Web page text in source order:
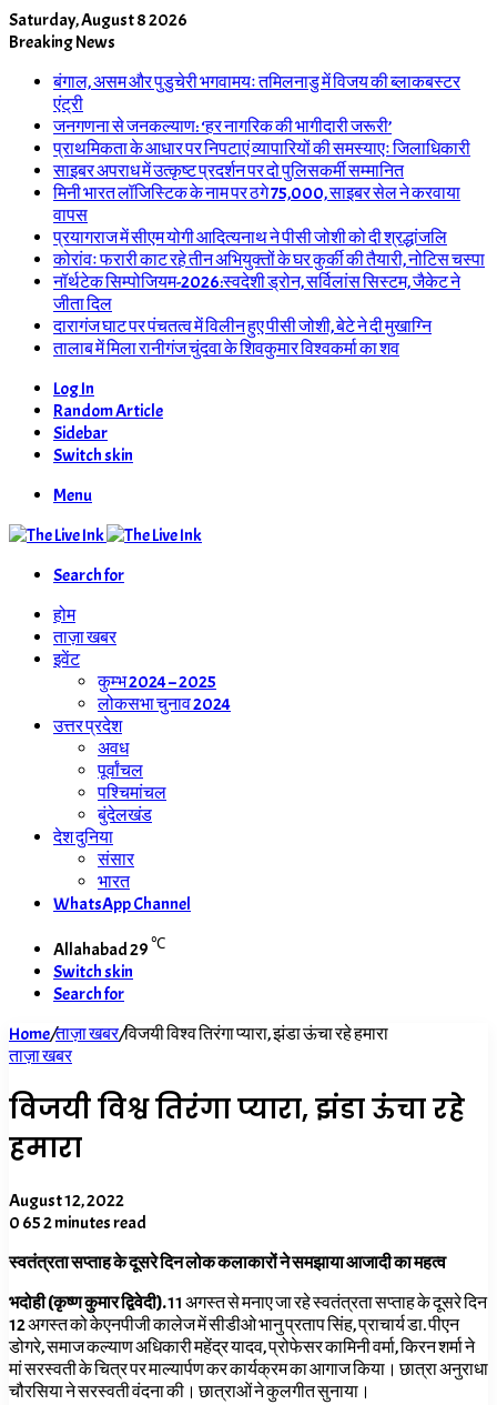
Saturday, August 8 2026
Breaking News
बंगाल, असम और पुडुचेरी भगवामयः तमिलनाडु में विजय की ब्लाकबस्टर
एंट्री
जनगणना से जनकल्याण: ‘हर नागरिक की भागीदारी जरूरी’
प्राथमिकता के आधार पर निपटाएं व्यापारियों की समस्याएः जिलाधिकारी
साइबर अपराध में उत्कृष्ट प्रदर्शन पर दो पुलिसकर्मी सम्मानित
मिनी भारत लॉजिस्टिक के नाम पर ठगे 75,000, साइबर सेल ने करवाया
वापस
प्रयागराज में सीएम योगी आदित्यनाथ ने पीसी जोशी को दी श्रद्धांजलि
कोरांवः फरारी काट रहे तीन अभियुक्तों के घर कुर्की की तैयारी, नोटिस चस्पा
नॉर्थटेक सिम्पोजियम-2026:स्वदेशी ड्रोन, सर्विलांस सिस्टम, जैकेट ने
जीता दिल
दारागंज घाट पर पंचतत्व में विलीन हुए पीसी जोशी, बेटे ने दी मुखाग्नि
तालाब में मिला रानीगंज चुंदवा के शिवकुमार विश्वकर्मा का शव
Log In
Random Article
Sidebar
Switch skin
Menu
Search for
होम
ताज़ा खबर
इवेंट
कुम्भ 2024 – 2025
लोकसभा चुनाव 2024
उत्तर प्रदेश
अवध
पूर्वांचल
पश्चिमांचल
बुंदेलखंड
देश दुनिया
संसार
भारत
WhatsApp Channel
Allahabad29℃
Switch skin
Search for
Home/ताज़ा खबर/विजयी विश्व तिरंगा प्यारा, झंडा ऊंचा रहे हमारा
ताज़ा खबर
विजयी विश्व तिरंगा प्यारा, झंडा ऊंचा रहे
हमारा
August 12, 2022
0 652 minutes read
स्वतंत्रता सप्ताह के दूसरे दिन लोक कलाकारों ने समझाया आजादी का महत्व
भदोही (कृष्ण कुमार द्विवेदी).11 अगस्त से मनाए जा रहे स्वतंत्रता सप्ताह के दूसरे दिन
12 अगस्त को केएनपीजी कालेज में सीडीओ भानु प्रताप सिंह, प्राचार्य डा. पीएन
डोगरे, समाज कल्याण अधिकारी महेंद्र यादव, प्रोफेसर कामिनी वर्मा, किरन शर्मा ने
मां सरस्वती के चित्र पर माल्यार्पण कर कार्यक्रम का आगाज किया। छात्रा अनुराधा
चौरसिया ने सरस्वती वंदना की। छात्राओं ने कुलगीत सुनाया।